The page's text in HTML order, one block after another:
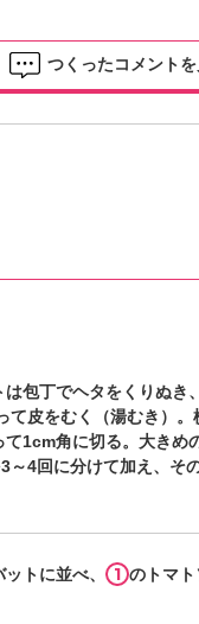
つくったコメント
包丁でヘタをくりぬき
皮をむく（湯むき）。
1cm角に切る。大きめ
～4回に分けて加え、そ
トに並べ、 1 のトマ